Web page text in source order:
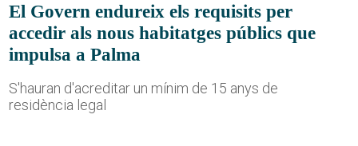
El Govern endureix els requisits per
accedir als nous habitatges públics que
impulsa a Palma
S'hauran d'acreditar un mínim de 15 anys de
residència legal